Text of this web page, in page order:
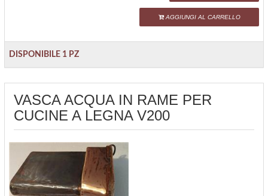
AGGIUNGI AL CARRELLO
DISPONIBILE 1 PZ
VASCA ACQUA IN RAME PER
CUCINE A LEGNA V200